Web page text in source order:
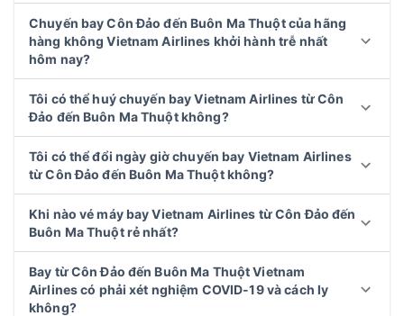
Chuyến bay Côn Đảo đến Buôn Ma Thuột của hãng
hàng không Vietnam Airlines khởi hành trễ nhất
hôm nay?
Tôi có thể huý chuyến bay Vietnam Airlines từ Côn
Đảo đến Buôn Ma Thuột không?
Tôi có thể đổi ngày giờ chuyến bay Vietnam Airlines
từ Côn Đảo đến Buôn Ma Thuột không?
Khi nào vé máy bay Vietnam Airlines từ Côn Đảo đến
Buôn Ma Thuột rẻ nhất?
Bay từ Côn Đảo đến Buôn Ma Thuột Vietnam
Airlines có phải xét nghiệm COVID-19 và cách ly
không?